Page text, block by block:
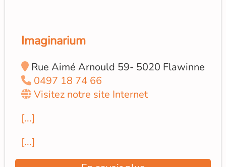
Imaginarium
Rue Aimé Arnould 59- 5020 Flawinne
0497 18 74 66
Visitez notre site Internet
[...]
[...]